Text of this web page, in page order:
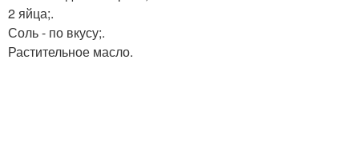
2 яйца;.
Соль - по вкусу;.
Растительное масло.